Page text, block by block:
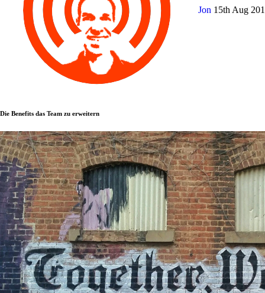
Jon 15th Aug
Die Benefits das Team zu erweitern